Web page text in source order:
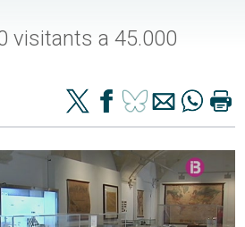
visitants a 45.000